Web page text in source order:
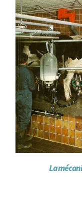
La